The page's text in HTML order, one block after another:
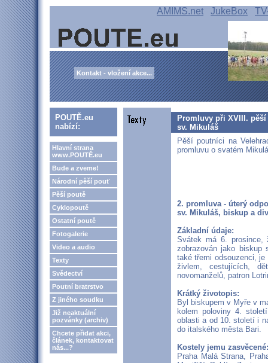
AMIMS.net JukeBox
Kontakt - vložení akce...
POUTĚ.eu
nabízí:
Hlavní strana
www.POUTĚ.eu
Bude a zveme!
Národní pěší pouť
Pěší poutě
Cyklopoutě
Ostatní poutě
Fotogalerie
Video a audio
Texty
Svědectví
Poutní bratrstvo
Z jiného soudku
Již neaktuální
pozvánky (archiv)
Chcete přidat akci,
článek, kontaktovat
nás...?
Promluvy při XVIII. pěší
sv. Mikuláš
Pěší poutníci na
promluvu o svatém
2. promluva - úterý
sv. Mikuláš, biskup a
Základní údaje:
Svátek má 6.
zobrazován jako
také třemi odsouzenci,
živlem, cestujících,
novomanželů, patron
Krátký životopis:
Byl biskupem v Myře v
kolem poloviny 4.
oblasti a od 10. století i
do italského města Bari.
Kostely jemu zasvěcené:
Praha Malá Strana,